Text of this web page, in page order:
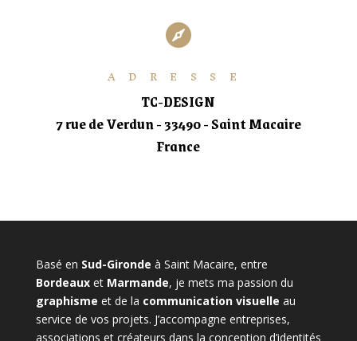

ADRESSE
TC-DESIGN
7 rue de Verdun - 33490 - Saint Macaire
France
Basé en Sud-Gironde à Saint Macaire, entre
Bordeauxet Marmande, je mets ma passion du
graphisme et de la communication visuelle au
service de vos projets. J’accompagne entreprises,
associations et créateurs dans la conception d’identités